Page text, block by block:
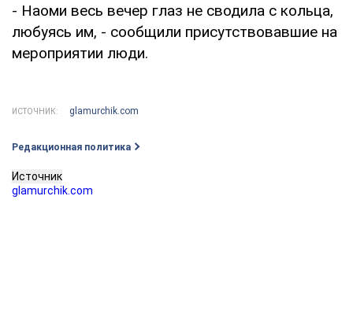
- Наоми весь вечер глаз не сводила с кольца,
любуясь им, - сообщили присутствовавшие на
мероприятии люди.
ИСТОЧНИК: glamurchik.com
Редакционная политика
Источник
glamurchik.com